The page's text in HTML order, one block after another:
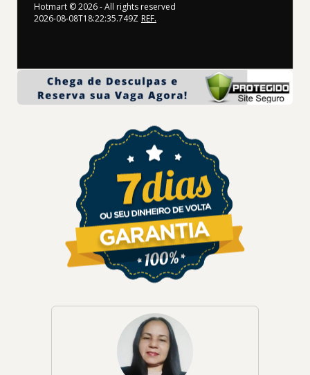
Hotmart ©2026- All rights reserved
2026-08-08T18:22:35.749Z REF.